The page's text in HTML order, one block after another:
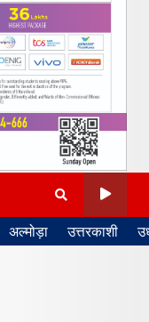
अल्मोड़ा उत्तरकाशी